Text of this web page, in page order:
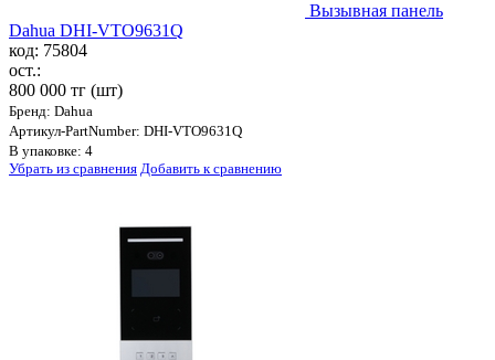
Вызывная панель
Dahua DHI-VTO9631Q
код: 75804
ост.:
800 000 тг (шт)
Бренд: Dahua
Артикул-PartNumber: DHI-VTO9631Q
В упаковке: 4
Убрать из сравнения Добавить к сравнению